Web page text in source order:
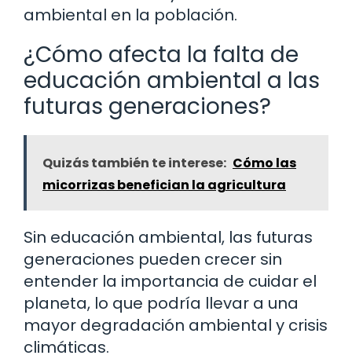
ambiental en la población.
¿Cómo afecta la falta de
educación ambiental a las
futuras generaciones?
Quizás también te interese: Cómo las
micorrizas benefician la agricultura
Sin educación ambiental, las futuras
generaciones pueden crecer sin
entender la importancia de cuidar el
planeta, lo que podría llevar a una
mayor degradación ambiental y crisis
climáticas.